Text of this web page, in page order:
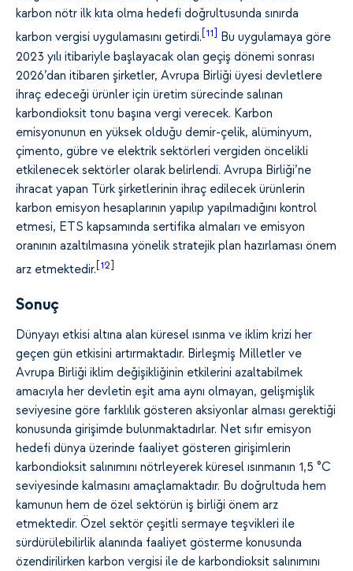
karbon nötr ilk kıta olma hedefi doğrultusunda sınırda
karbon vergisi uygulamasını getirdi. [11]
Bu uygulamaya göre
2023 yılı itibariyle başlayacak olan geçiş dönemi sonrası
2026’dan itibaren şirketler, Avrupa Birliği üyesi devletlere
ihraç edeceği ürünler için üretim sürecinde salınan
karbondioksit tonu başına vergi verecek. Karbon
emisyonunun en yüksek olduğu demir-çelik, alüminyum,
çimento, gübre ve elektrik sektörleri vergiden öncelikli
etkilenecek sektörler olarak belirlendi. Avrupa Birliği’ne
ihracat yapan Türk şirketlerinin ihraç edilecek ürünlerin
karbon emisyon hesaplarının yapılıp yapılmadığını kontrol
etmesi, ETS kapsamında sertifika almaları ve emisyon
oranının azaltılmasına yönelik stratejik plan hazırlaması önem
arz etmektedir. [12]
Sonuç
Dünyayı etkisi altına alan küresel ısınma ve iklim krizi her
geçen gün etkisini artırmaktadır. Birleşmiş Milletler ve
Avrupa Birliği iklim değişikliğinin etkilerini azaltabilmek
amacıyla her devletin eşit ama aynı olmayan, gelişmişlik
seviyesine göre farklılık gösteren aksiyonlar alması gerektiği
konusunda girişimde bulunmaktadırlar. Net sıfır emisyon
hedefi dünya üzerinde faaliyet gösteren girişimlerin
karbondioksit salınımını nötrleyerek küresel ısınmanın 1,5 °C
seviyesinde kalmasını amaçlamaktadır. Bu doğrultuda hem
kamunun hem de özel sektörün iş birliği önem arz
etmektedir. Özel sektör çeşitli sermaye teşvikleri ile
sürdürülebilirlik alanında faaliyet gösterme konusunda
özendirilirken karbon vergisi ile de karbondioksit salınımını